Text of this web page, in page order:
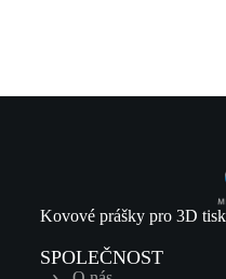
Kovové prášky pro 3D
SPOLEČNOST